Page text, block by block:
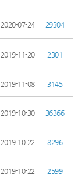
2020-07-24 29304
2019-11-20 2301
2019-11-08 3145
2019-10-30 36366
2019-10-22 8296
2019-10-22 2599